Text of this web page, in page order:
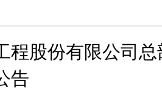
程股份有限公司
告